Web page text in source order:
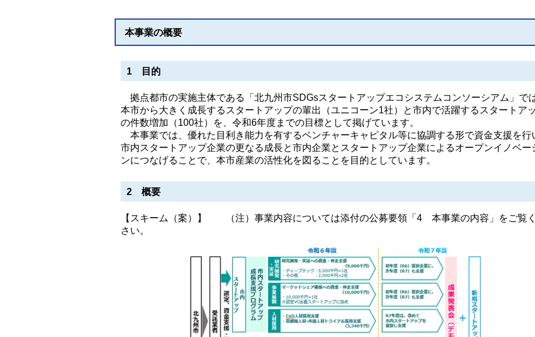
本事業の概要
1 目的
拠点都市の実施主体である「北九州市SDGsスタートアップエコシステムコンソーシアム」で
本市から大きく成長するスタートアップの輩出（ユニコーン1社）と市内で活躍するスタートア
の件数増加（100社）を、令和6年度までの目標として掲げています。
本事業では、優れた目利き能力を有するベンチャーキャピタル等に協調する形で資金支援を行
市内スタートアップ企業の更なる成長と市内企業とスタートアップ企業によるオープンイノベー
ンにつなげることで、本市産業の活性化を図ることを目的としています。
2 概要
【スキーム（案）】 （注）事業内容については添付の公募要領「4 本事業の内容」をご覧
さい。